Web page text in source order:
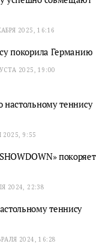
2025, 16:16
покорила Германию
2025, 19:00
теннису
2025, 9:55
покоряет
2024, 22:38
теннису
2024, 16:28